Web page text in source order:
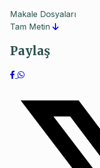
Makale Dosyaları
Tam Metin
Paylaş